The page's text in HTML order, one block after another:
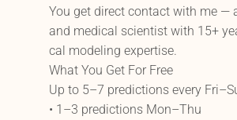
You get direct contact with me —
and medical scientist with 15+
cal modeling expertise.
What You Get For Free
Up to 5–7 predictions every
• 1–3 predictions Mon–Thu